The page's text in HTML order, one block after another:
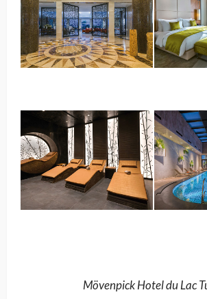
Mövenpick Hotel du Lac